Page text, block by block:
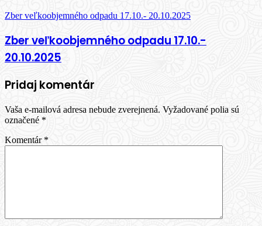
Zber veľkoobjemného odpadu 17.10.- 20.10.2025
Zber veľkoobjemného odpadu 17.10.-
20.10.2025
Pridaj komentár
Vaša e-mailová adresa nebude zverejnená. Vyžadované polia sú
označené *
Komentár *